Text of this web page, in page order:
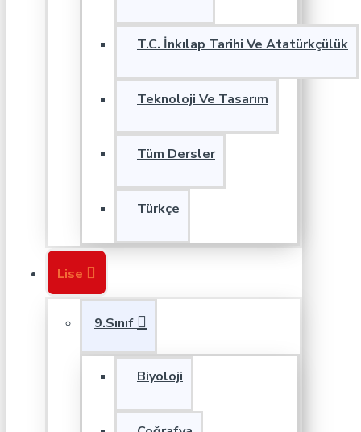
T.C. İnkılap Tarihi Ve Atatürkçülük
Teknoloji Ve Tasarım
Tüm Dersler
Türkçe
Lise
9.Sınıf
Biyoloji